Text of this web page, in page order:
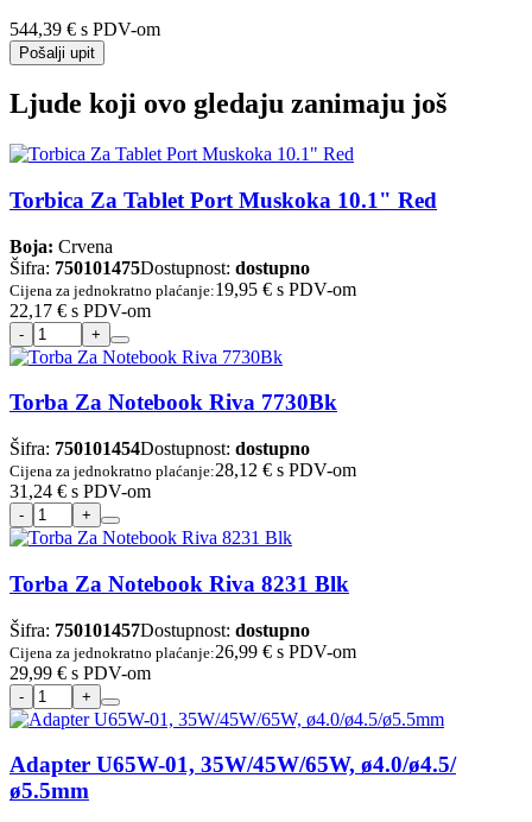
544,39 € s PDV-om
Pošalji upit
Ljude koji ovo gledaju zanimaju još
Torbica Za Tablet Port Muskoka 10.1" Red
Boja: Crvena
Šifra: 750101475Dostupnost: dostupno
Cijena za jednokratno plaćanje:19,95 € s PDV-om
22,17 € s PDV-om
Torba Za Notebook Riva 7730Bk
Šifra: 750101454Dostupnost: dostupno
Cijena za jednokratno plaćanje:28,12 € s PDV-om
31,24 € s PDV-om
Torba Za Notebook Riva 8231 Blk
Šifra: 750101457Dostupnost: dostupno
Cijena za jednokratno plaćanje:26,99 € s PDV-om
29,99 € s PDV-om
Adapter U65W-01, 35W/45W/65W, ø4.0/ø4.5/
ø5.5mm